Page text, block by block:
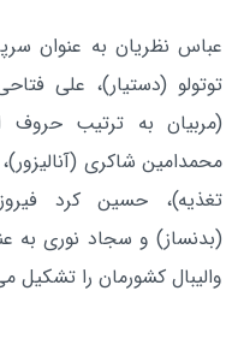
عباس نظریان به عنوان
توتولو (دستیار)، علی
(مربیان به ترتیب حروف
محمدامین شاکری
تغذیه)، حسین کرد
(بدنساز) و سجاد نوری به
والیبال کشورمان را تشکیل